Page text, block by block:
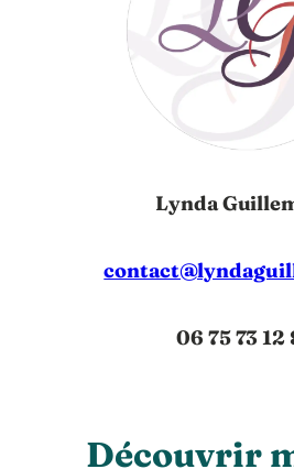
Lynda
06 75 73 12
Découvrir